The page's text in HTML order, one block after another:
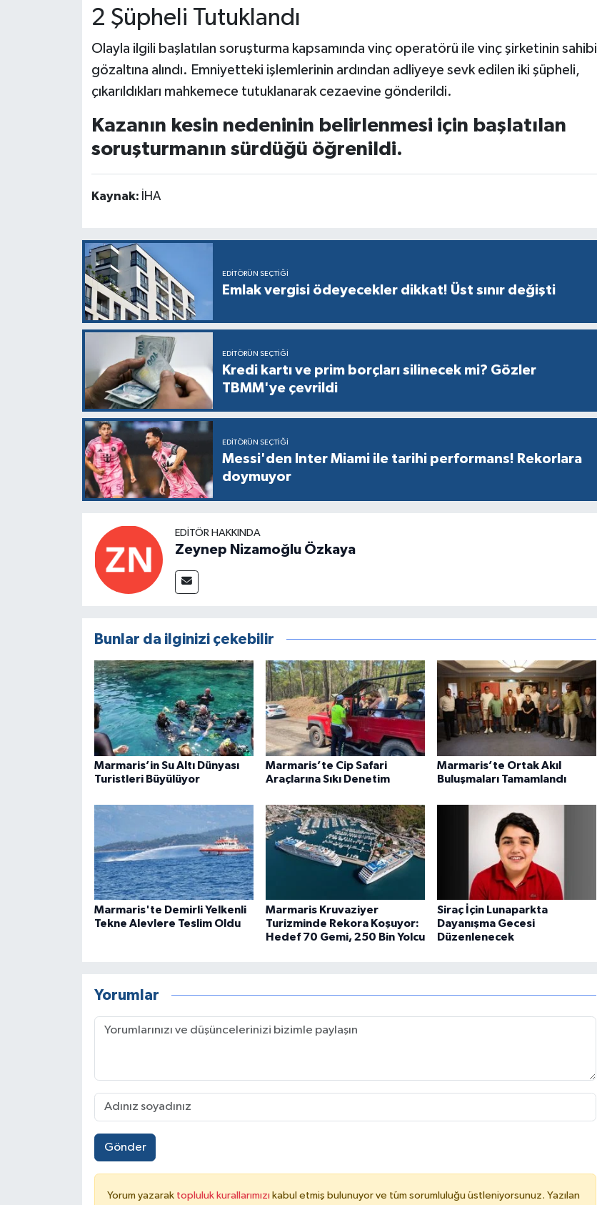
2 Şüpheli Tutuklandı
Olayla ilgili başlatılan soruşturma kapsamında vinç operatörü ile vinç şirketinin sahibi
gözaltına alındı. Emniyetteki işlemlerinin ardından adliyeye sevk edilen iki şüpheli,
çıkarıldıkları mahkemece tutuklanarak cezaevine gönderildi.
Kazanın kesin nedeninin belirlenmesi için başlatılan
soruşturmanın sürdüğü öğrenildi.
Kaynak: İHA
EDITÖRÜN SEÇTIĞI
Emlak vergisi ödeyecekler dikkat! Üst sınır değişti
EDITÖRÜN SEÇTIĞI
Kredi kartı ve prim borçları silinecek mi? Gözler
TBMM'ye çevrildi
EDITÖRÜN SEÇTIĞI
Messi'den Inter Miami ile tarihi performans! Rekorlara
doymuyor
EDITÖR HAKKINDA
Zeynep Nizamoğlu Özkaya
Bunlar da ilginizi çekebilir
Marmaris’in Su Altı Dünyası
Turistleri Büyülüyor
Marmaris’te Cip Safari
Araçlarına Sıkı Denetim
Marmaris’te Ortak Akıl
Buluşmaları Tamamlandı
Marmaris'te Demirli Yelkenli
Tekne Alevlere Teslim Oldu
Marmaris Kruvaziyer
Turizminde Rekora Koşuyor:
Hedef 70 Gemi, 250 Bin Yolcu
Siraç İçin Lunaparkta
Dayanışma Gecesi
Düzenlenecek
Yorumlar
Gönder
Yorum yazarak topluluk kurallarımızı kabul etmiş bulunuyor ve tüm sorumluluğu üstleniyorsunuz. Yazılan